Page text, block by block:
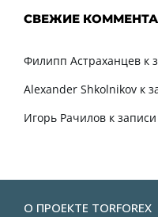
СВЕЖИЕ
Филипп Астраханцев к
Alexander Shkolnikov к
Игорь Рачилов к записи
О ПРОЕКТЕ TORFOREX